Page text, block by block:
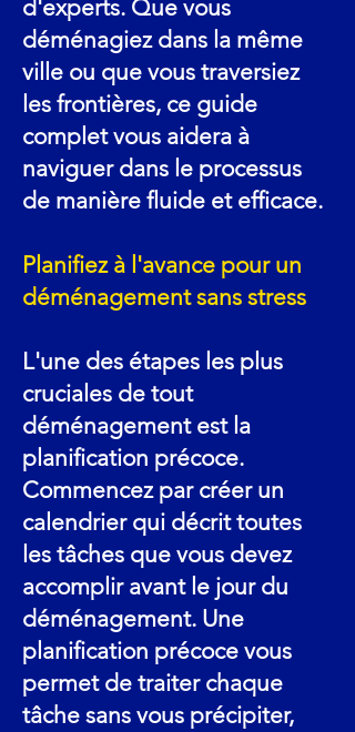
d'experts. Que vous
déménagiez dans la même
ville ou que vous traversiez
les frontières, ce guide
complet vous aidera à
naviguer dans le processus
de manière fluide et efficace.
Planifiez à l'avance pour un
déménagement sans stress
L'une des étapes les plus
cruciales de tout
déménagement est la
planification précoce.
Commencez par créer un
calendrier qui décrit toutes
les tâches que vous devez
accomplir avant le jour du
déménagement. Une
planification précoce vous
permet de traiter chaque
tâche sans vous précipiter,